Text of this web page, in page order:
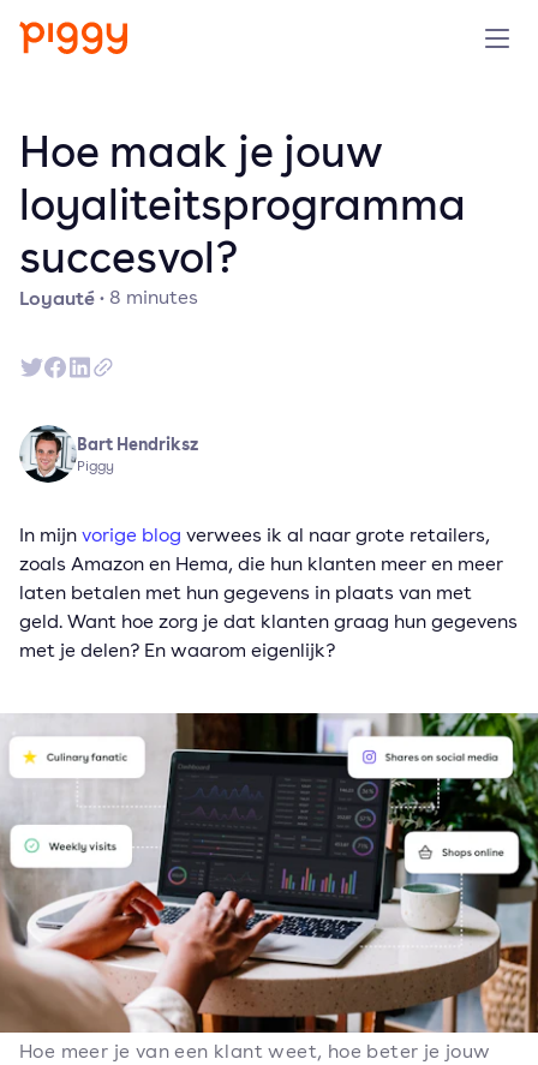
Ressources
Tarifs
Entreprise
Essayer gratuitement
Loyauté· 8 minutes
Hoe maak je jouw
loyaliteitsprogramma
succesvol?
Bart Hendriksz
Piggy
In mijnvorige blog verwees ik al naar grote retailers,
zoals Amazon en Hema, die hun klanten meer en meer
laten betalen met hun gegevens in plaats van met
geld. Want hoe zorg je dat klanten graag hun gegevens
met je delen? En waarom eigenlijk?
Hoe meer je van een klant weet, hoe beter je jouw